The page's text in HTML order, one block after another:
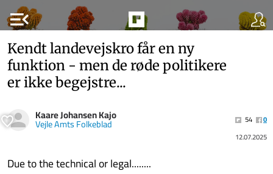
menu_open
Kendt landevejskro får en ny
funktion - men de røde politikere
er ikke begejstre...
Kaare Johansen Kajo
Vejle Amts Folkeblad 54
0
12.07.2025
Due to the technical or legal........